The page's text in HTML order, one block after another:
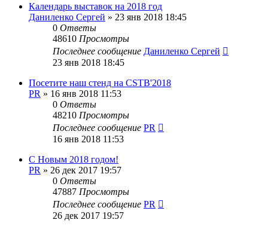
Календарь выставок на 2018 год
Даниленко Сергей » 23 янв 2018 18:45
0 Ответы
48610 Просмотры
Последнее сообщение Даниленко Сергей
23 янв 2018 18:45
Посетите наш стенд на CSTB'2018
PR » 16 янв 2018 11:53
0 Ответы
48210 Просмотры
Последнее сообщение PR
16 янв 2018 11:53
С Новым 2018 годом!
PR » 26 дек 2017 19:57
0 Ответы
47887 Просмотры
Последнее сообщение PR
26 дек 2017 19:57